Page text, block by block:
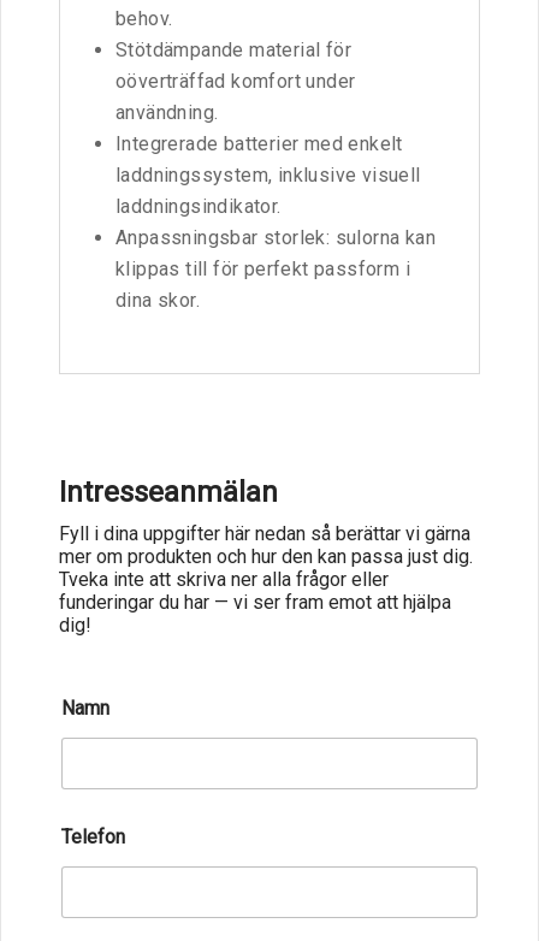
behov.
Stötdämpande material för
oöverträffad komfort under
användning.
Integrerade batterier med enkelt
laddningssystem, inklusive visuell
laddningsindikator.
Anpassningsbar storlek: sulorna kan
klippas till för perfekt passform i
dina skor.
Intresseanmälan
Fyll i dina uppgifter här nedan så berättar vi gärna
mer om produkten och hur den kan passa just dig.
Tveka inte att skriva ner alla frågor eller
funderingar du har — vi ser fram emot att hjälpa
dig!
e
l
n
*
Namn
Telefon